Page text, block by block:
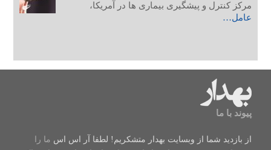
مرکز کنترل و پیشگیری بیماری ها در آمریکا،
عامل…
پیوند با ما
از بازدید شما از وبسایت بهدار متشکریم! لطفا آر اس اس ما را